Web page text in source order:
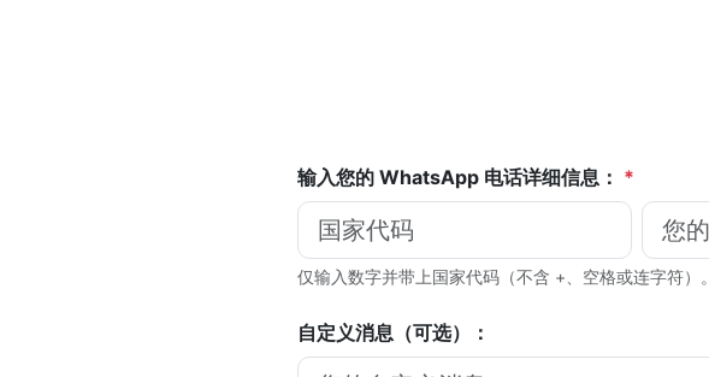
输入您的 WhatsApp 电话详细信息： *
仅输入数字并带上国家代码（不含 +、空格或连字符）。
自定义消息（可选）：